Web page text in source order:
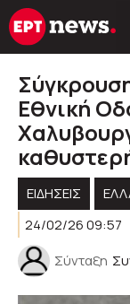
Μετάβαση
σε
Εθνική
ΕΙΔΗΣΕΙΣ
24/02/26 09:57
Σύνταξη